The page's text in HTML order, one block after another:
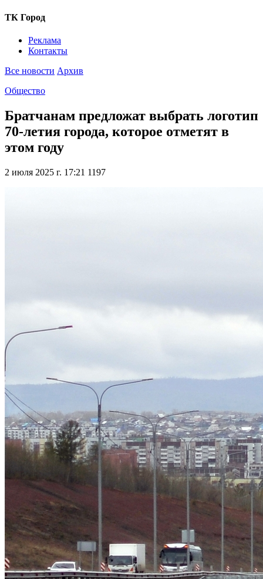
ТК Город
Реклама
Контакты
Все новости Архив
Общество
Братчанам предложат выбрать логотип
70-летия города, которое отметят в
этом году
2 июля 2025 г. 17:21 1197